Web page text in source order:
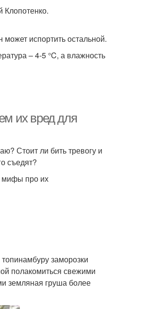
Клопотенко.
может испортить остальной.
– 4-5 °C, а влажность
их вред для
Стоит ли бить тревогу и
съедят?
мифы про их
заморозки
полакомиться свежими
земляная груша более